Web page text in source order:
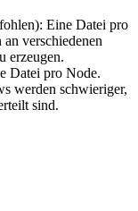
Eine Datei pro
verschiedenen
erzeugen.
Datei pro Node.
werden schwieriger,
sind.